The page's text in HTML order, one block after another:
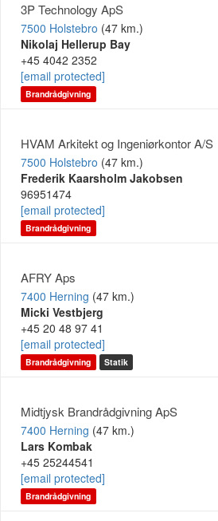
3P Technology ApS
7500 Holstebro (47 km.)
Nikolaj Hellerup Bay
+45 4042 2352
[email protected]
Brandrådgivning
HVAM Arkitekt og Ingeniørkontor A/S
7500 Holstebro (47 km.)
Frederik Kaarsholm Jakobsen
96951474
[email protected]
Brandrådgivning
AFRY Aps
7400 Herning (47 km.)
Micki Vestbjerg
+45 20 48 97 41
[email protected]
Brandrådgivning Statik
Midtjysk Brandrådgivning ApS
7400 Herning (47 km.)
Lars Kombak
+45 25244541
[email protected]
Brandrådgivning